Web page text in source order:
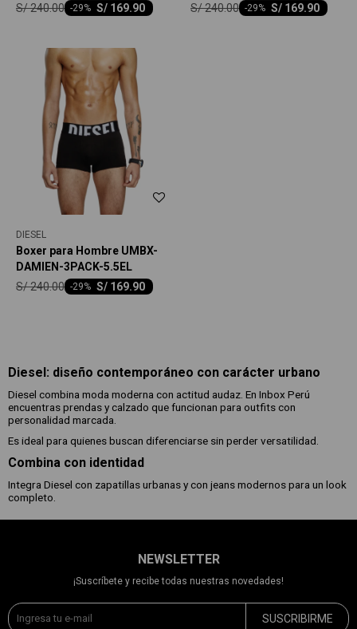
S/ 169.90
-29
S/240.00
S/ 169.90
-29
S/240.00
DIESEL
Boxer para Hombre UMBX-
DAMIEN-3PACK-5.5EL
S/ 169.90
-29
S/240.00
Diesel: diseño contemporáneo con carácter urbano
Diesel combina moda moderna con actitud audaz. En Inbox Perú
encuentras prendas y calzado que funcionan para outfits con
personalidad marcada.
Es ideal para quienes buscan diferenciarse sin perder versatilidad.
Combina con identidad
Integra Diesel con zapatillas urbanas y con jeans modernos para un look
completo.
NEWSLETTER
¡Suscríbete y recibe todas nuestras novedades!
SUSCRIBIRME